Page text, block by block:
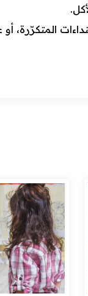
المتكرّرة،